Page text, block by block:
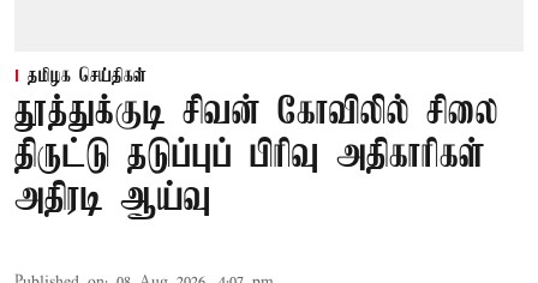
தமிழக செய்திகள்
தூத்துக்குடி சிவன் கோவிலில் சிலை
திருட்டு தடுப்புப் பிரிவு அதிகாரிகள்
அதிரடி ஆய்வு